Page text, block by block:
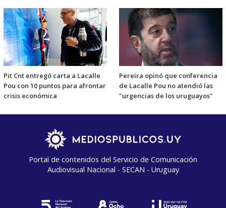
Pit Cnt entregó carta a Lacalle
Pou con 10 puntos para afrontar
crisis económica
Pereira opinó que conferencia
de Lacalle Pou no atendió las
"urgencias de los uruguayos"
Portal de contenidos del Servicio de Comunicación
Audiovisual Nacional - SECAN - Uruguay